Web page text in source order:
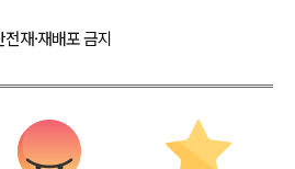
재·재배포 금지